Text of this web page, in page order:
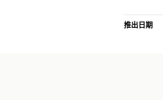
推出日期